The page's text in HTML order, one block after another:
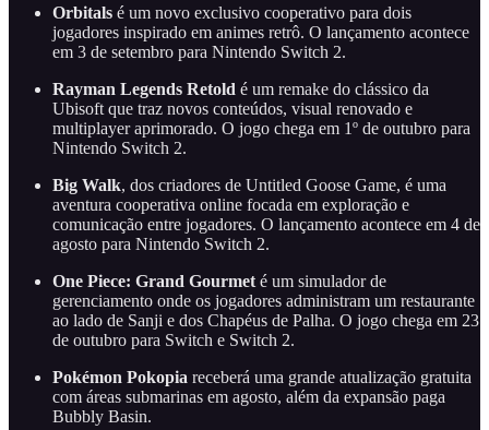
Orbitals é um novo exclusivo cooperativo para dois
jogadores inspirado em animes retrô. O lançamento acontece
em 3 de setembro para Nintendo Switch 2.
Rayman Legends Retold é um remake do clássico da
Ubisoft que traz novos conteúdos, visual renovado e
multiplayer aprimorado. O jogo chega em 1º de outubro para
Nintendo Switch 2.
Big Walk, dos criadores de Untitled Goose Game, é uma
aventura cooperativa online focada em exploração e
comunicação entre jogadores. O lançamento acontece em 4 de
agosto para Nintendo Switch 2.
One Piece: Grand Gourmet é um simulador de
gerenciamento onde os jogadores administram um restaurante
ao lado de Sanji e dos Chapéus de Palha. O jogo chega em 23
de outubro para Switch e Switch 2.
Pokémon Pokopia receberá uma grande atualização gratuita
com áreas submarinas em agosto, além da expansão paga
Bubbly Basin.